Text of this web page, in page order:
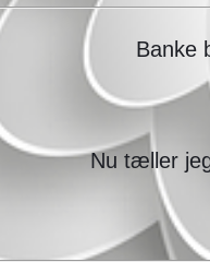
Banke
Nu tæller